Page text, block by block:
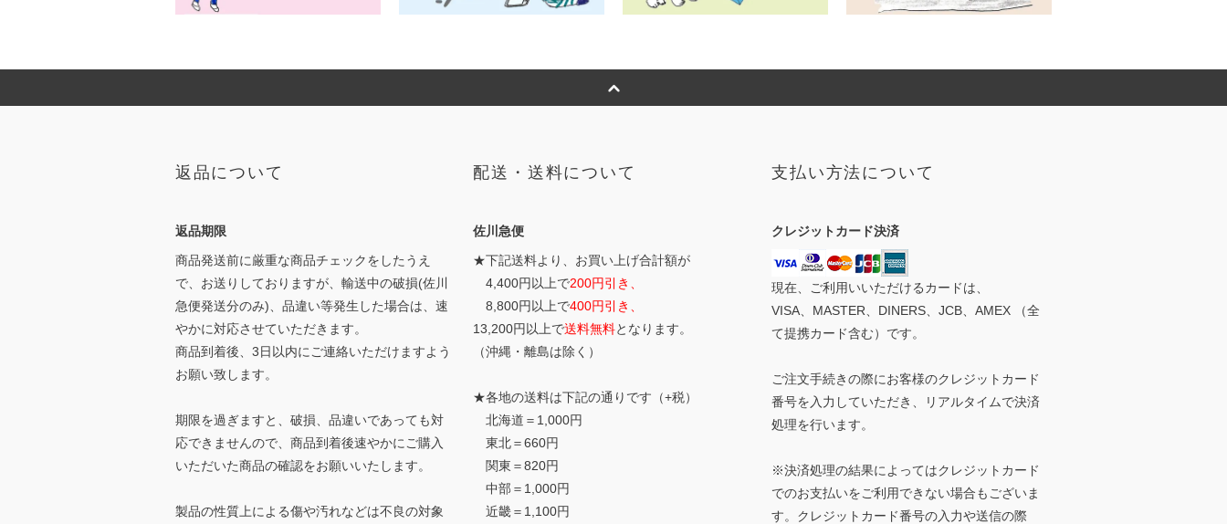
返品について
返品期限
商品発送前に厳重な商品チェックをしたうえ
で、お送りしておりますが、輸送中の破損(佐川
急便発送分のみ)、品違い等発生した場合は、速
やかに対応させていただきます。
商品到着後、3日以内にご連絡いただけますよう
お願い致します。
期限を過ぎますと、破損、品違いであっても対
応できませんので、商品到着後速やかにご購入
いただいた商品の確認をお願いいたします。
製品の性質上による傷や汚れなどは不良の対象
配送・送料について
佐川急便
★下記送料より、お買い上げ合計額が
4,400円以上で200円引き、
8,800円以上で400円引き、
13,200円以上で送料無料となります。
（沖縄・離島は除く）
★各地の送料は下記の通りです（+税）
北海道＝1,000円
東北＝660円
関東＝820円
中部＝1,000円
近畿＝1,100円
支払い方法について
クレジットカード決済
現在、ご利用いいただけるカードは、
VISA、MASTER、DINERS、JCB、AMEX （全
て提携カード含む）です。
ご注文手続きの際にお客様のクレジットカード
番号を入力していただき、リアルタイムで決済
処理を行います。
※決済処理の結果によってはクレジットカード
でのお支払いをご利用できない場合もございま
す。クレジットカード番号の入力や送信の際